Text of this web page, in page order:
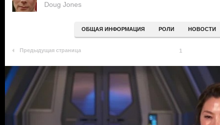
Doug Jones
ОБЩАЯ ИНФОРМАЦИЯ РОЛИ НОВОСТИ
Предыдущая страница 1